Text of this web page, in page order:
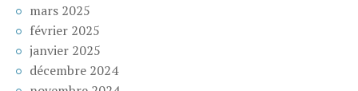
mars 2025
février 2025
janvier 2025
décembre 2024